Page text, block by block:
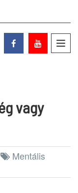
vagy
Mentális